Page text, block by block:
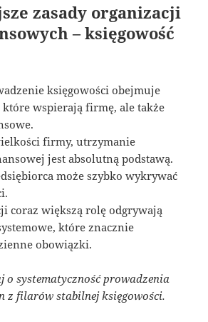
zasady organizacji
– księgowość
księgowości obejmuje
które wspierają firmę, ale także
firmy, utrzymanie
jest absolutną podstawą.
może szybko wykrywać
coraz większą rolę odgrywają
które znacznie
obowiązki.
o systematyczność prowadzenia
z filarów stabilnej księgowości.